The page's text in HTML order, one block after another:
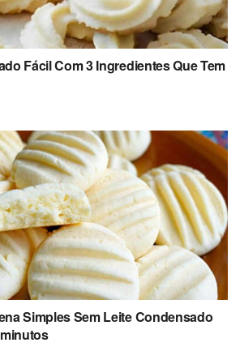
Fácil Com 3 Ingredientes Que Tem
Simples Sem Leite Condensado